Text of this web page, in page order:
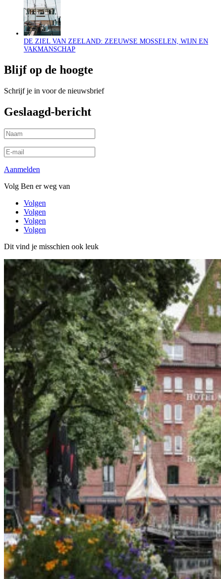
DE ZIEL VAN ZEELAND: ZEEUWSE MOSSELEN, WIJN EN
VAKMANSCHAP
Blijf op de hoogte
Schrijf je in voor de nieuwsbrief
Geslaagd-bericht
Aanmelden
Volg Ben er weg van
Volgen
Volgen
Volgen
Volgen
Dit vind je misschien ook leuk